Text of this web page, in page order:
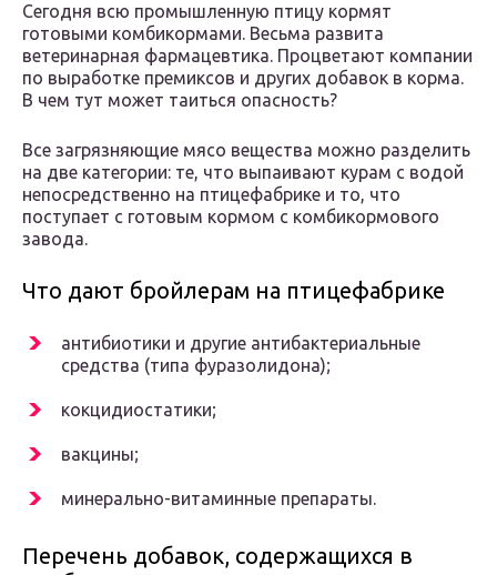
Сегодня всю промышленную птицу кормят
готовыми комбикормами. Весьма развита
ветеринарная фармацевтика. Процветают компании
по выработке премиксов и других добавок в корма.
В чем тут может таиться опасность?
Все загрязняющие мясо вещества можно разделить
на две категории: те, что выпаивают курам с водой
непосредственно на птицефабрике и то, что
поступает с готовым кормом с комбикормового
завода.
Что дают бройлерам на птицефабрике
антибиотики и другие антибактериальные
средства (типа фуразолидона);
кокцидиостатики;
вакцины;
минерально-витаминные препараты.
Перечень добавок, содержащихся в